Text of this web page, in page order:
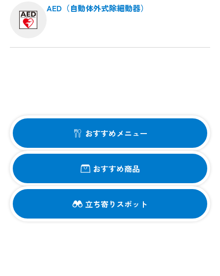
AED（自動体外式除細動器）
おすすめメニュー
おすすめ商品
立ち寄りスポット